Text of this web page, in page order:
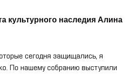
культурного наследия Алина
сегодня защищались, я
По нашему собранию выступили